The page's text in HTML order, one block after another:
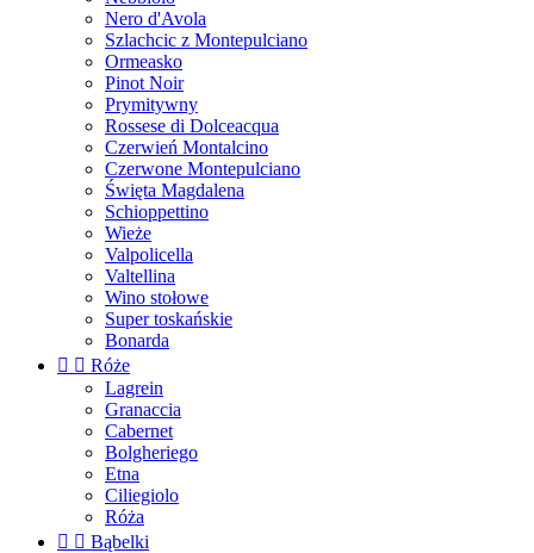
Nero d'Avola
Szlachcic z Montepulciano
Ormeasko
Pinot Noir
Prymitywny
Rossese di Dolceacqua
Czerwień Montalcino
Czerwone Montepulciano
Święta Magdalena
Schioppettino
Wieże
Valpolicella
Valtellina
Wino stołowe
Super toskańskie
Bonarda
  Róże
Lagrein
Granaccia
Cabernet
Bolgheriego
Etna
Ciliegiolo
Róża
  Bąbelki